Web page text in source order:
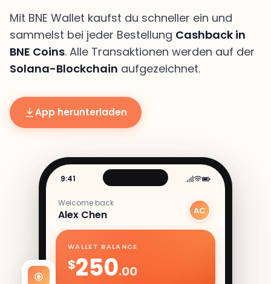
Mit BNE Wallet kaufst du schneller ein und
sammelst bei jeder Bestellung Cashback in
BNE Coins. Alle Transaktionen werden auf der
Solana-Blockchain aufgezeichnet.
App herunterladen
9:41
Welcome back
Alex Chen AC
WALLET BALANCE
$250.00